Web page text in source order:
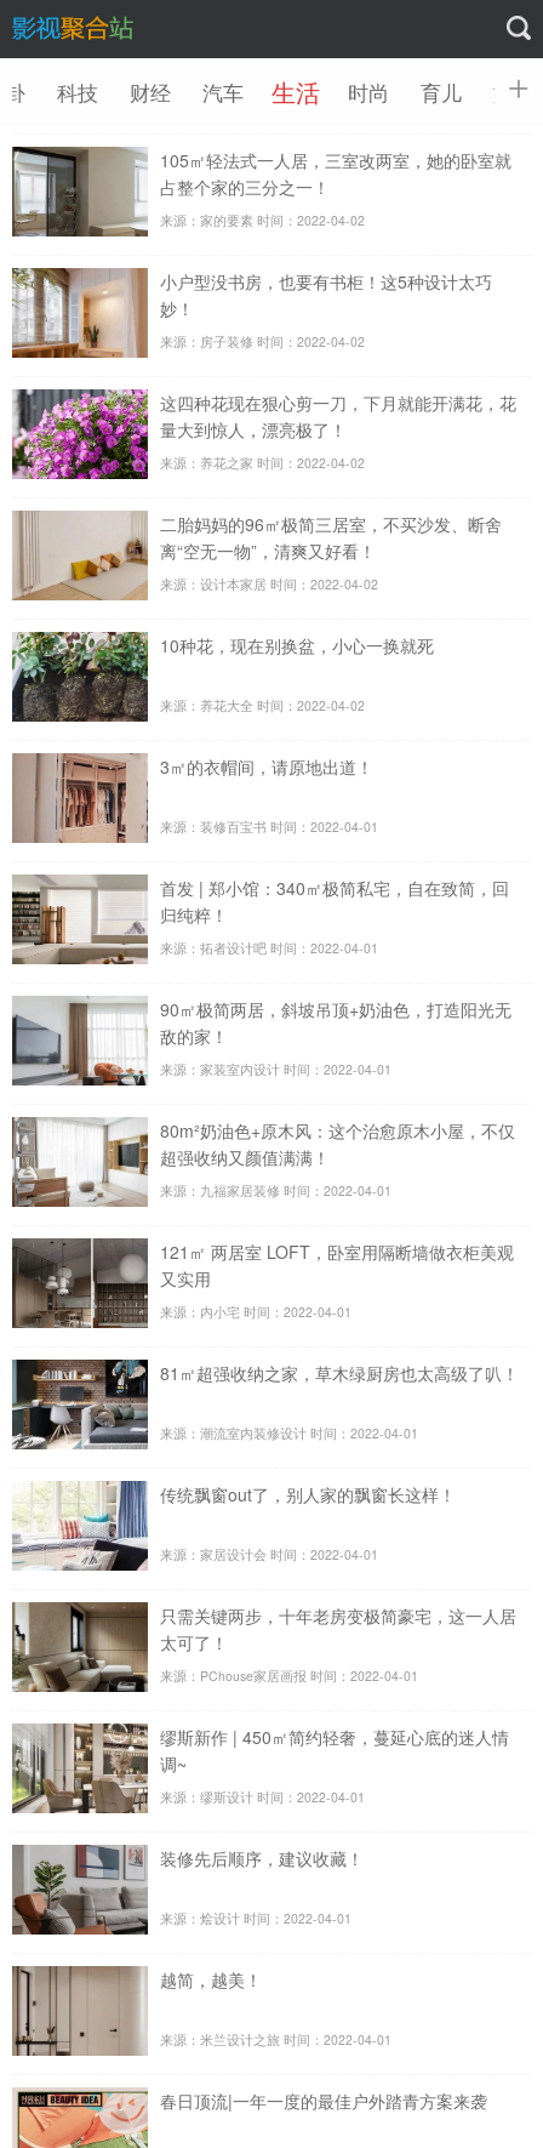
科技 财经 汽车 生活 时尚 育儿 旅游
105㎡轻法式一人居，三室改两室，她的卧室就
占整个家的三分之一！
来源：家的要素 时间：2022-04-02
小户型没书房，也要有书柜！这5种设计太巧
妙！
来源：房子装修 时间：2022-04-02
这四种花现在狠心剪一刀，下月就能开满花，花
量大到惊人，漂亮极了！
来源：养花之家 时间：2022-04-02
二胎妈妈的96㎡极简三居室，不买沙发、断舍
离“空无一物”，清爽又好看！
来源：设计本家居 时间：2022-04-02
10种花，现在别换盆，小心一换就死
来源：养花大全 时间：2022-04-02
3㎡的衣帽间，请原地出道！
来源：装修百宝书 时间：2022-04-01
首发 | 郑小馆：340㎡极简私宅，自在致简，回
归纯粹！
来源：拓者设计吧 时间：2022-04-01
90㎡极简两居，斜坡吊顶+奶油色，打造阳光无
敌的家！
来源：家装室内设计 时间：2022-04-01
80m²奶油色+原木风：这个治愈原木小屋，不仅
超强收纳又颜值满满！
来源：九福家居装修 时间：2022-04-01
121㎡ 两居室 LOFT，卧室用隔断墙做衣柜美观
又实用​
来源：内小宅 时间：2022-04-01
81㎡超强收纳之家，草木绿厨房也太高级了叭！
来源：潮流室内装修设计 时间：2022-04-01
传统飘窗out了，别人家的飘窗长这样！
来源：家居设计会 时间：2022-04-01
只需关键两步，十年老房变极简豪宅，这一人居
太可了！
来源：PChouse家居画报 时间：2022-04-01
缪斯新作 | 450㎡简约轻奢，蔓延心底的迷人情
调~
来源：缪斯设计 时间：2022-04-01
装修先后顺序，建议收藏！
来源：烩设计 时间：2022-04-01
越简，越美！
来源：米兰设计之旅 时间：2022-04-01
春日顶流|一年一度的最佳户外踏青方案来袭